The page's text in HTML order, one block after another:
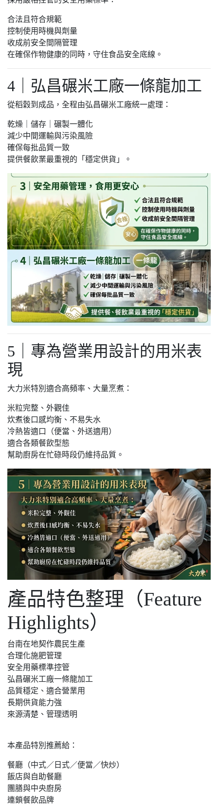
合法且符合規範
控制使用時機與劑量
收成前安全間隔管理
在確保作物健康的同時，守住食品安全底線。
4｜弘昌碾米工廠一條龍加工
從稻穀到成品，全程由弘昌碾米工廠統一處理：
乾燥｜儲存｜碾製一體化
減少中間運輸與污染風險
確保每批品質一致
提供餐飲業最重視的「穩定供貨」。
5｜專為營業用設計的用米表
現
大力米特別適合高頻率、大量烹煮：
米粒完整、外觀佳
炊煮後口感均衡、不易失水
冷熱皆適口（便當、外送適用）
適合各類餐飲型態
幫助廚房在忙碌時段仍維持品質。
產品特色整理（Feature
Highlights）
台南在地契作農民生產
合理化施肥管理
安全用藥標準控管
弘昌碾米工廠一條龍加工
品質穩定、適合營業用
長期供貨能力強
來源清楚、管理透明
本產品特別推薦給：
餐廳（中式／日式／便當／快炒）
飯店與自助餐廳
團膳與中央廚房
連鎖餐飲品牌